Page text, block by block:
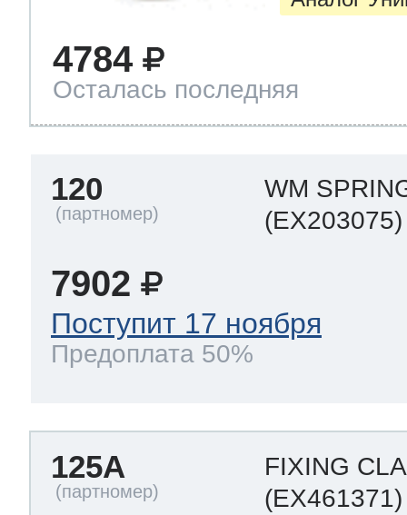
4784
Осталась последняя
120
WM
(EX203075)
7902
Поступит 17 ноября
Предоплата 50%
125A
FIXING
(EX461371)